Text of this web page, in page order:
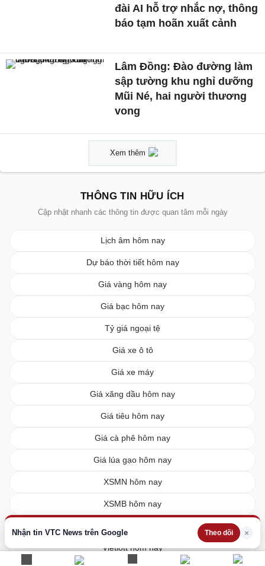
Nhận tin VTC News trên Google Theo dõi ×
đài AI hỗ trợ nhắc nợ, thông
báo tạm hoãn xuất cảnh
Lâm Đồng: Đào đường làm
sập tường khu nghỉ dưỡng
Mũi Né, hai người thương
vong
Xem thêm
THÔNG TIN HỮU ÍCH
Cập nhật nhanh các thông tin được quan tâm mỗi ngày
Lịch âm hôm nay
Dự báo thời tiết hôm nay
Giá vàng hôm nay
Giá bạc hôm nay
Tỷ giá ngoại tệ
Giá xe ô tô
Giá xe máy
Giá xăng dầu hôm nay
Giá tiêu hôm nay
Giá cà phê hôm nay
Giá lúa gạo hôm nay
XSMN hôm nay
XSMB hôm nay
Vietlott hôm nay